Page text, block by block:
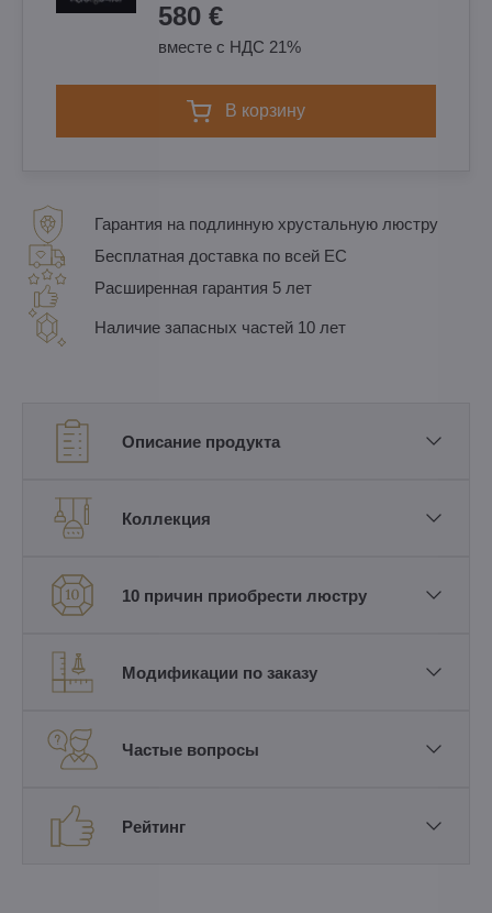
580 €
вместе с НДС 21%
в корзину
Гарантия на подлинную хрустальную люстру
Бесплатная доставка по всей ЕС
Расширенная гарантия 5 лет
Наличие запасных частей 10 лет
Описание продукта
Коллекция
10 причин приобрести люстру
Модификации по заказу
Частые вопросы
Рейтинг